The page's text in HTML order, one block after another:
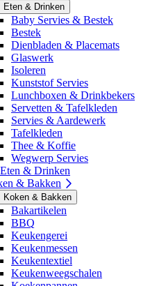
Eten & Drinken
Baby Servies & Bestek
Bestek
Dienbladen & Placemats
Glaswerk
Isoleren
Kunststof Servies
Lunchboxen & Drinkbekers
Servetten & Tafelkleden
Servies & Aardewerk
Tafelkleden
Thee & Koffie
Wegwerp Servies
Eten & Drinken
& Bakken
Koken & Bakken
Bakartikelen
BBQ
Keukengerei
Keukenmessen
Keukentextiel
Keukenweegschalen